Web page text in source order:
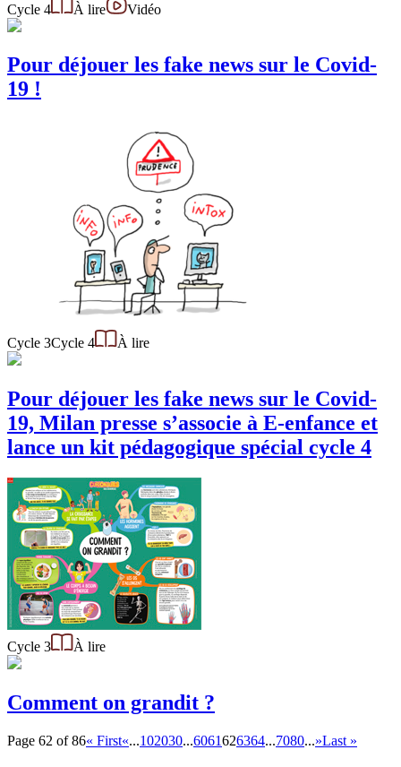
Cycle 4 À lire Vidéo
Pour déjouer les fake news sur le Covid-
19 !
Cycle 3Cycle 4 À lire
Pour déjouer les fake news sur le Covid-
19, Milan presse s’associe à E-enfance et
lance un kit pédagogique spécial cycle 4
Cycle 3 À lire
Comment on grandit ?
Page 62 of 86« First«...102030...6061626364...7080...»Last »